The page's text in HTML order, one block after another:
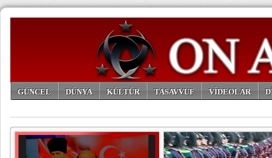
GÜNCEL DÜNYA KÜLTÜR TASAVVUF VİDEOLAR